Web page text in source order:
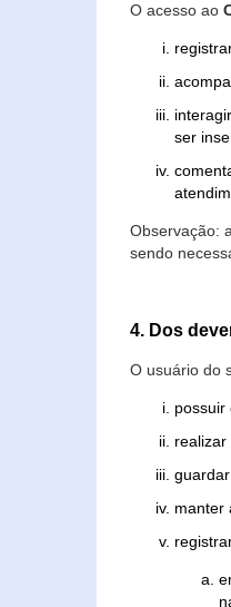
O acesso ao
ser
Observação:
sendo
4. Dos
O usuário do
possuir
manter